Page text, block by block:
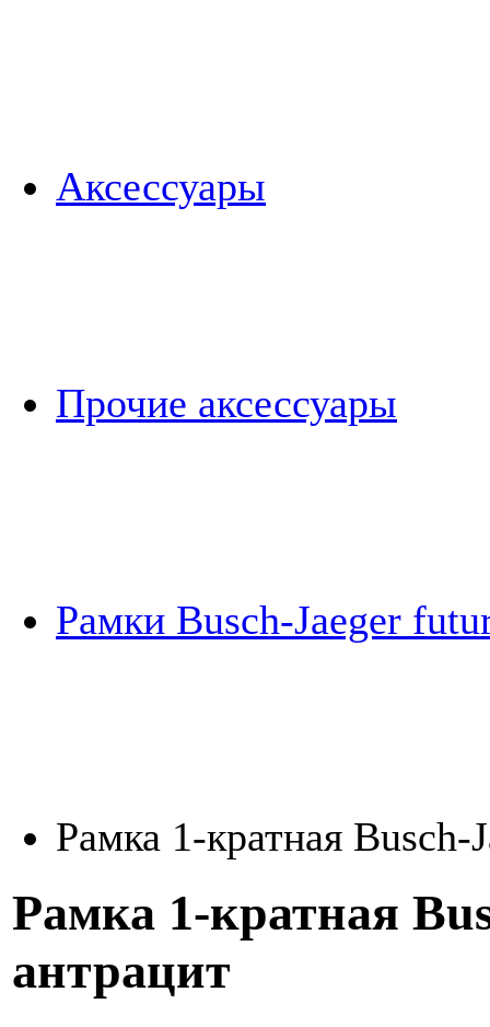
Аксессуары
Прочие аксессуары
Рамки Busch-Jaeger
Рамка 1-кратная
Рамка 1-кратная
антрацит